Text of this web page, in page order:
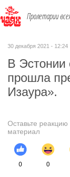
Пролетарии
30 декабря 2021 - 12:24
В Эстонии
прошла
Изаура».
Оставьте реакцию
материал
0 0